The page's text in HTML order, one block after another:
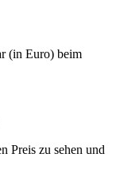
(in Euro) beim
Preis zu sehen und